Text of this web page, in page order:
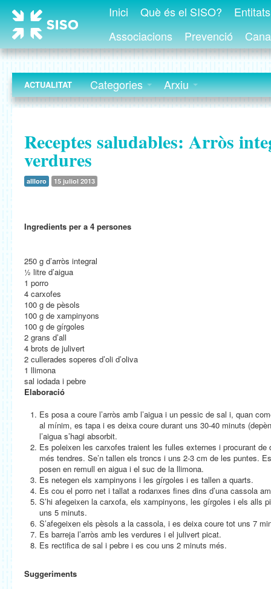
Inici Què és el SISO?
Associacions
Prevenció
ACTUALITAT Categories Arxiu
Receptes saludables: Arròs
verdures
allloro 15 juliol 2013
Ingredients per a 4 persones
250 g d’arròs integral
½ litre d’aigua
1 porro
4 carxofes
100 g de pèsols
100 g de xampinyons
100 g de gírgoles
2 grans d’all
4 brots de julivert
2 cullerades soperes d’oli d’oliva
1 llimona
sal iodada i pebre
Elaboració
Es posa a coure l’arròs amb l’aigua i un pessic de sal i, quan
al mínim, es tapa i es deixa coure durant uns 30-40 minuts
l’aigua s’hagi absorbit.
Es poleixen les carxofes traient les fulles externes i procurant de
més tendres. Se’n tallen els troncs i uns 2-3 cm de les puntes.
posen en remull en aigua i el suc de la llimona.
Es netegen els xampinyons i les gírgoles i es tallen a quarts.
Es cou el porro net i tallat a rodanxes fines dins d’una cassola
S’hi afegeixen la carxofa, els xampinyons, les gírgoles i els alls
uns 5 minuts.
S’afegeixen els pèsols a la cassola, i es deixa coure tot uns 7
Es barreja l’arròs amb les verdures i el julivert picat.
Es rectifica de sal i pebre i es cou uns 2 minuts més.
Suggeriments